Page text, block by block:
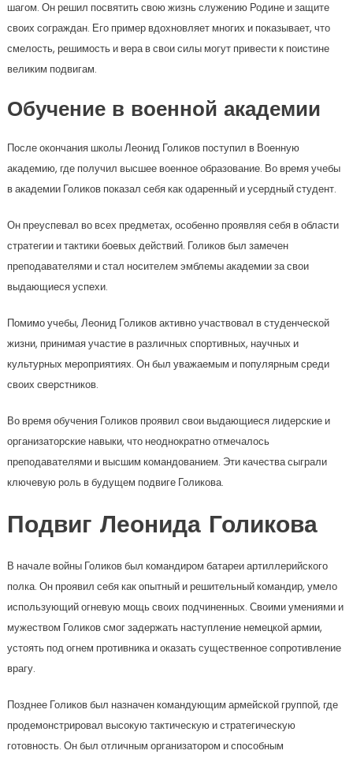
шагом. Он решил посвятить свою жизнь служению Родине и защите
своих сограждан. Его пример вдохновляет многих и показывает, что
смелость, решимость и вера в свои силы могут привести к поистине
великим подвигам.
Обучение в военной академии
После окончания школы Леонид Голиков поступил в Военную
академию, где получил высшее военное образование. Во время учебы
в академии Голиков показал себя как одаренный и усердный студент.
Он преуспевал во всех предметах, особенно проявляя себя в области
стратегии и тактики боевых действий. Голиков был замечен
преподавателями и стал носителем эмблемы академии за свои
выдающиеся успехи.
Помимо учебы, Леонид Голиков активно участвовал в студенческой
жизни, принимая участие в различных спортивных, научных и
культурных мероприятиях. Он был уважаемым и популярным среди
своих сверстников.
Во время обучения Голиков проявил свои выдающиеся лидерские и
организаторские навыки, что неоднократно отмечалось
преподавателями и высшим командованием. Эти качества сыграли
ключевую роль в будущем подвиге Голикова.
Подвиг Леонида Голикова
В начале войны Голиков был командиром батареи артиллерийского
полка. Он проявил себя как опытный и решительный командир, умело
использующий огневую мощь своих подчиненных. Своими умениями и
мужеством Голиков смог задержать наступление немецкой армии,
устоять под огнем противника и оказать существенное сопротивление
врагу.
Позднее Голиков был назначен командующим армейской группой, где
продемонстрировал высокую тактическую и стратегическую
готовность. Он был отличным организатором и способным